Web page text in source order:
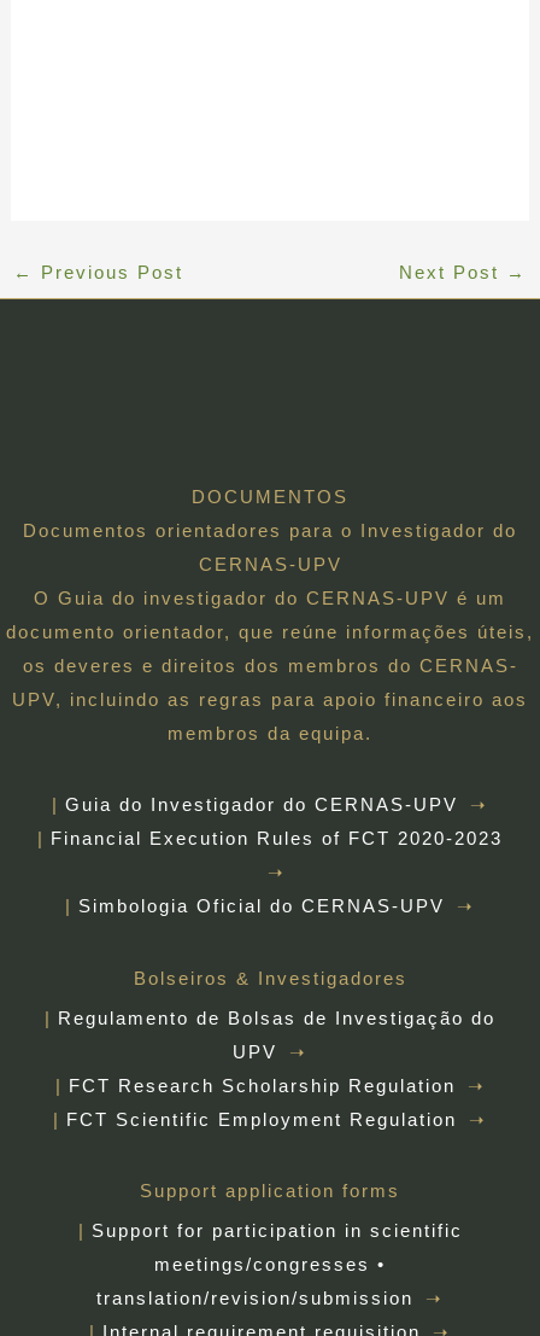
← Previous Post Next Post →
DOCUMENTOS
Documentos orientadores para o Investigador do
CERNAS-UPV
O Guia do investigador do CERNAS-UPV é um
documento orientador, que reúne informações úteis,
os deveres e direitos dos membros do CERNAS-
UPV, incluindo as regras para apoio financeiro aos
membros da equipa.
Guia do Investigador do CERNAS-UPV
Financial Execution Rules of FCT 2020-2023
Simbologia Oficial do CERNAS-UPV
Bolseiros & Investigadores
Regulamento de Bolsas de Investigação do
UPV
FCT Research Scholarship Regulation
FCT Scientific Employment Regulation
Support application forms
Support for participation in scientific
meetings/congresses •
translation/revision/submission
Internal requirement requisition